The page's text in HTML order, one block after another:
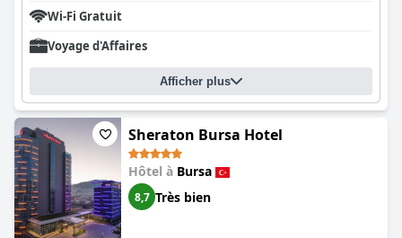
d'entretien ménager étant salués par les clients. Les chambres
et les parties communes sont bien entretenues, ce qui ajoute à
la perception du rapport qualité-prix de l'hôtel. Bien qu'il y ait
des lacunes occasionnelles dans les normes de propreté, le
sentiment général est largement positif.
Le personnel de l'
Ibis Bursa est fréquemment loué pour son
professionnalisme, sa gentillesse et son serviabilité, contribuant
de manière significative à une expérience client agréable.
Malgré des suggestions mineures d'amélioration de
l'orientation client et de la formation, le comportement courtois
et serviable du personnel se démarque.
Wi-Fi Gratuit
Voyage d'Affaires
Afficher plus
Sheraton Bursa Hotel
Hôtel à Bursa
8,7 Très bien